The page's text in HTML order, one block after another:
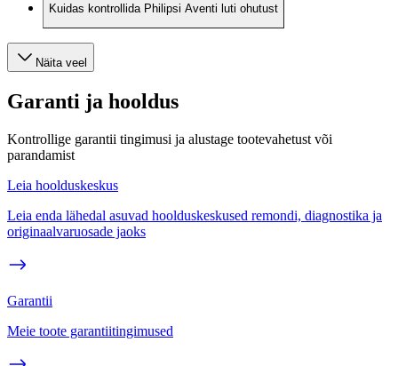
Kuidas kontrollida Philipsi Aventi luti ohutust
Näita veel
Garanti ja hooldus
Kontrollige garantii tingimusi ja alustage tootevahetust või
parandamist
Leia hoolduskeskus
Leia enda lähedal asuvad hoolduskeskused remondi, diagnostika ja
originaalvaruosade jaoks
Garantii
Meie toote garantiitingimused